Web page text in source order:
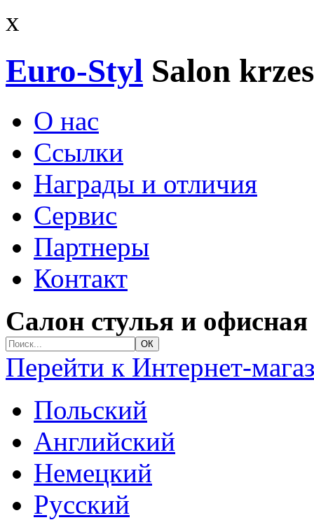
x
Euro-Styl Salon
О нас
Ссылки
Награды и отличия
Сервис
Партнеры
Контакт
Салон стулья и офисная
Перейти к Интернет-
Польский
Английский
Немецкий
Русский